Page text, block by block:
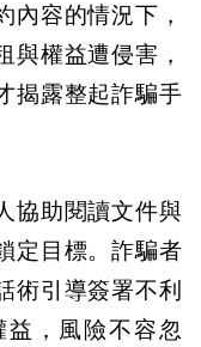
內容的情況下，
與權益遭侵害，
揭露整起詐騙手
協助閱讀文件與
定目標。詐騙者
術引導簽署不利
，風險不容忽